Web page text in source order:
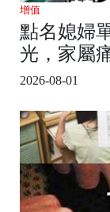
增值
點名媳婦
光，家屬
2026-08-01